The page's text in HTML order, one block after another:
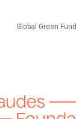
Global Green Fund